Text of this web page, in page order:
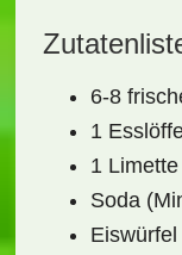
6-8
1
1 Limette
Soda
Eiswürfel